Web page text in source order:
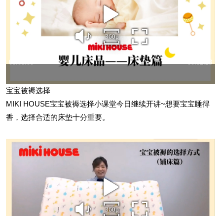
宝宝被褥选择
MIKI HOUSE宝宝被褥选择小课堂今日继续开讲~想要宝宝睡得
香，选择合适的床垫十分重要。